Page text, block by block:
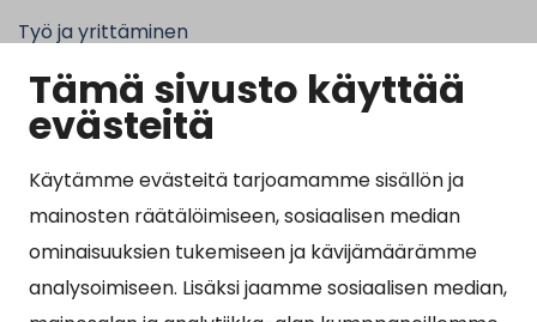
Tämä sivusto käyttää
evästeitä
Käytämme evästeitä tarjoamamme sisällön ja
mainosten räätälöimiseen, sosiaalisen median
ominaisuuksien tukemiseen ja kävijämäärämme
analysoimiseen. Lisäksi jaamme sosiaalisen median,
Työ ja yrittäminen
Kunta ja hallinto
Suosituimmat sivut
Esityslistat, pöytäkirjat, viranhaltijapäätökset ja
kuulutukset